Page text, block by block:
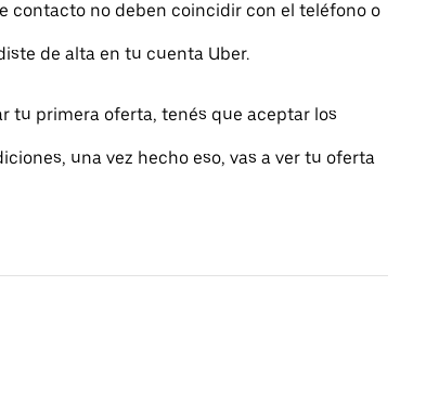
contacto no deben coincidir con el teléfono o
de alta en tu cuenta Uber.
tu primera oferta, tenés que aceptar los
una vez hecho eso, vas a ver tu oferta